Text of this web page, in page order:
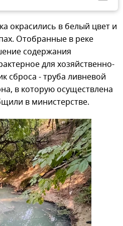
окрасились в белый цвет и
Отобранные в реке
содержания
для хозяйственно-
сброса - труба ливневой
в которую осуществлена
в министерстве.